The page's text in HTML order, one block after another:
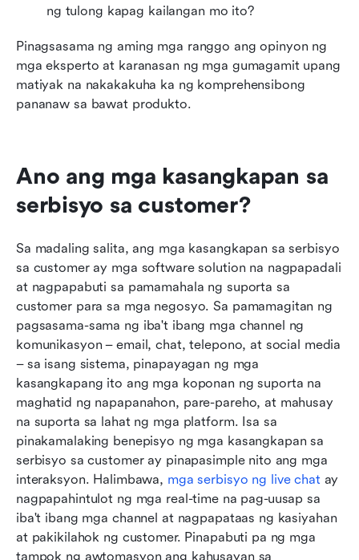
ng tulong kapag kailangan mo ito?
Pinagsasama ng aming mga ranggo ang opinyon ng
mga eksperto at karanasan ng mga gumagamit upang
matiyak na nakakakuha ka ng komprehensibong
pananaw sa bawat produkto.
Ano ang mga kasangkapan sa
serbisyo sa customer?
Sa madaling salita, ang mga kasangkapan sa serbisyo
sa customer ay mga software solution na nagpapadali
at nagpapabuti sa pamamahala ng suporta sa
customer para sa mga negosyo. Sa pamamagitan ng
pagsasama-sama ng iba't ibang mga channel ng
komunikasyon – email, chat, telepono, at social media
– sa isang sistema, pinapayagan ng mga
kasangkapang ito ang mga koponan ng suporta na
maghatid ng napapanahon, pare-pareho, at mahusay
na suporta sa lahat ng mga platform. Isa sa
pinakamalaking benepisyo ng mga kasangkapan sa
serbisyo sa customer ay pinapasimple nito ang mga
interaksyon. Halimbawa, mga serbisyo ng live chat ay
nagpapahintulot ng mga real-time na pag-uusap sa
iba't ibang mga channel at nagpapataas ng kasiyahan
at pakikilahok ng customer. Pinapabuti pa ng mga
tampok ng awtomasyon ang kahusayan sa